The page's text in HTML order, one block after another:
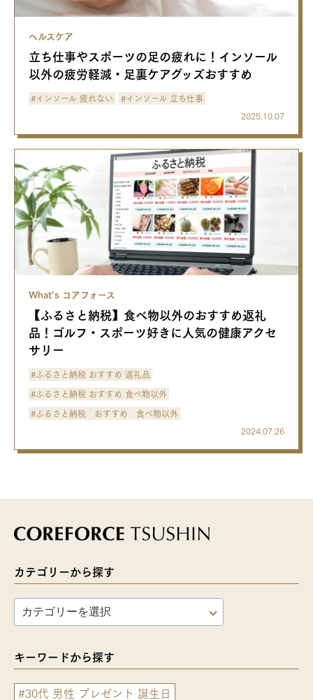
ヘルスケア
立ち仕事やスポーツの足の疲れに！インソール
以外の疲労軽減・足裏ケアグッズおすすめ
#インソール 疲れない
#インソール 立ち仕事
2025.10.07
What’s コアフォース
【ふるさと納税】食べ物以外のおすすめ返礼
品！ゴルフ・スポーツ好きに人気の健康アクセ
サリー
#ふるさと納税 おすすめ 返礼品
#ふるさと納税 おすすめ 食べ物以外
#ふるさと納税 おすすめ 食べ物以外
2024.07.26
カテゴリーから探す
キーワードから探す
#30代 男性 プレゼント 誕生日